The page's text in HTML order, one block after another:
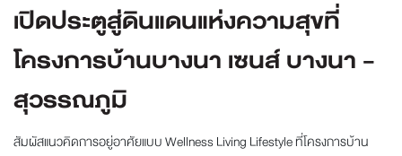
เปิดประตูสู่ดินแดนแห่งความสุขที่
โครงการบ้านบางนา เซนส์ บางนา -
สุวรรณภูมิ
สัมผัสแนวคิดการอยู่อาศัยแบบ Wellness Living Lifestyle ที่โครงการบ้าน